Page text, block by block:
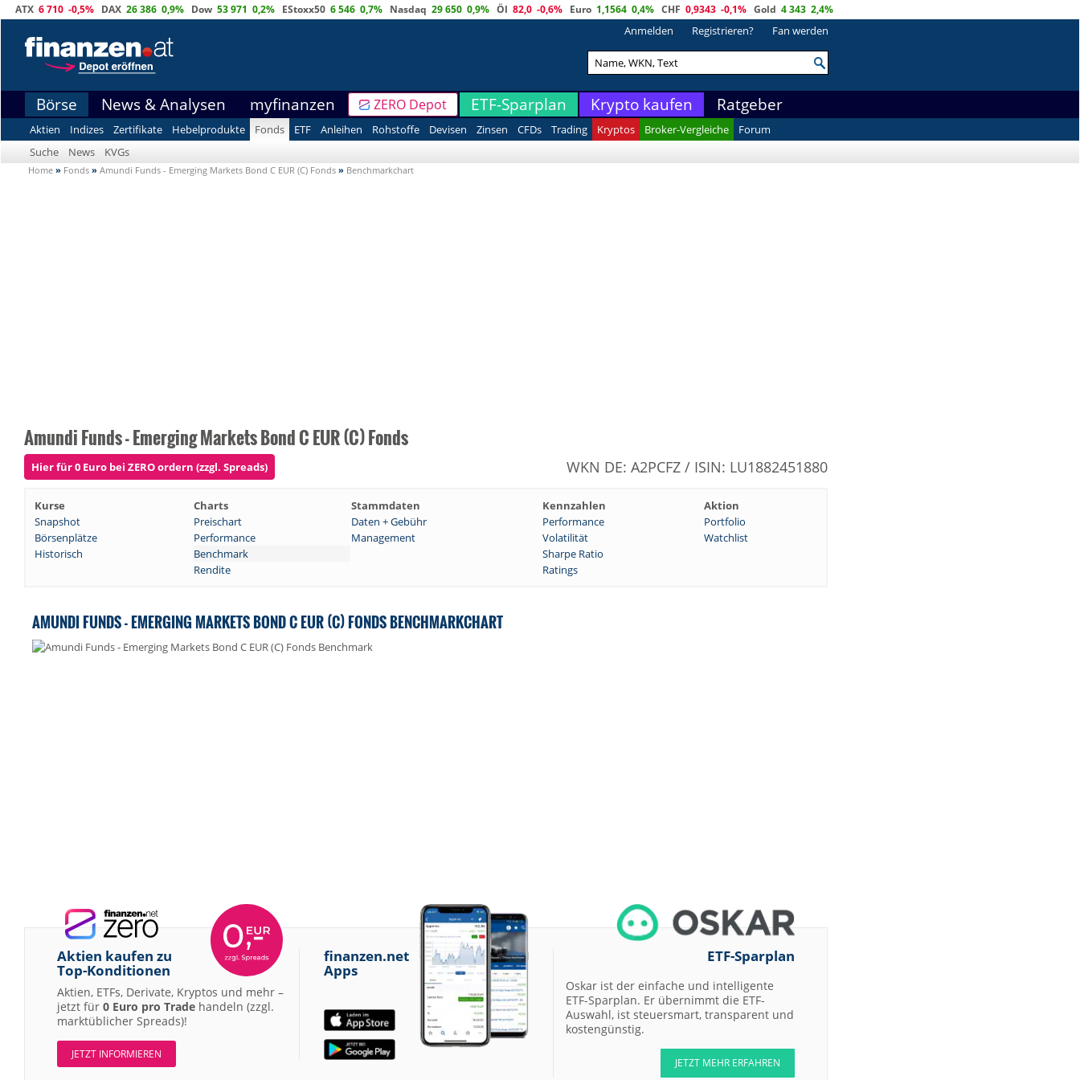
ATX 6 710 -0,5% DAX 26 386 0,9% Dow 53 971 0,2% EStoxx50 6 546 0,7% Nasdaq 29 650 0,9% Öl 82,0 -0,6% Euro 1,1564 0,4% CHF 0,9343 -0,1% Gold 4 343 2,4%
Anmelden Registrieren? Fan werden
Börse News & Analysen myfinanzen ZERO Depot ETF-Sparplan Krypto kaufen Ratgeber
Aktien Indizes Zertifikate Hebelprodukte Fonds ETF Anleihen Rohstoffe Devisen Zinsen CFDs Trading Kryptos Broker-Vergleiche
Forum
Suche
News KVGs
Home » Fonds » Amundi Funds - Emerging Markets Bond C EUR (C) Fonds » Benchmarkchart
Amundi Funds - Emerging Markets Bond C EUR (C) Fonds
Hier für 0 Euro bei ZERO ordern (zzgl. Spreads) WKN DE: A2PCFZ / ISIN: LU1882451880
Kurse Charts Stammdaten Kennzahlen
Aktion
Snapshot
Preischart Daten + Gebühr Performance
Portfolio
Börsenplätze
Performance Management Volatilität
Watchlist
Historisch
Benchmark
Sharpe Ratio
Rendite
Ratings
AMUNDI FUNDS - EMERGING MARKETS BOND C EUR (C) FONDS BENCHMARKCHART
Aktien kaufen zu
Top-Konditionen
Aktien, ETFs, Derivate, Kryptos und mehr –
jetzt für 0 Euro pro Trade handeln (zzgl.
marktüblicher Spreads)!
JETZT INFORMIEREN
finanzen.net
Apps
ETF-Sparplan
Oskar ist der einfache und intelligente
ETF-Sparplan. Er übernimmt die ETF-
Auswahl, ist steuersmart, transparent und
kostengünstig.
JETZT MEHR ERFAHREN